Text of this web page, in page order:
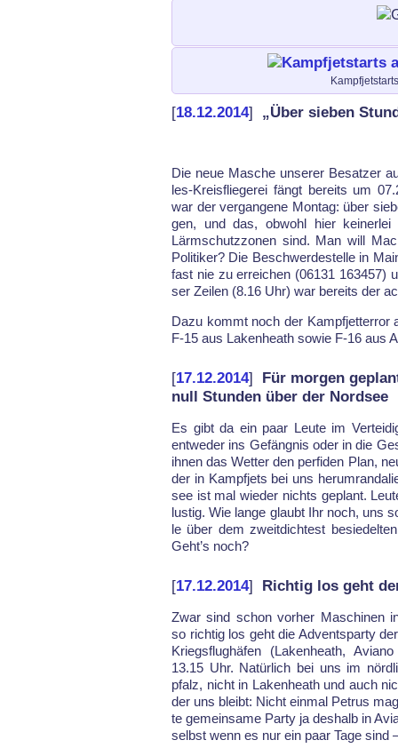
[18.12.2014] „Über sieben
Die neue Ma­sche un­se­rer Be­sat­zer
les-Kreis­flie­ge­rei fängt be­reits um
war der ver­gan­ge­ne Mon­tag: über
gen, und das, ob­wohl hier kei­ner­lei
Lärm­schutz­zo­nen sind. Man will
Po­li­ti­ker? Die Be­schwer­de­stel­le in
fast nie zu er­rei­chen (06131 163457)
ser Zei­len (8.16 Uhr) war be­reits der
Da­zu kommt noch der
F-15 aus La­ken­heath so­wie F-16 aus
[17.12.2014] Für morgen
null Stunden über der Nordsee
Es gibt da ein paar Leu­te im
ent­we­der ins Ge­fäng­nis oder in die
ih­nen das Wet­ter den per­fi­den Plan,
der in Kampf­jets bei uns
see ist mal wie­der nichts ge­plant.
lus­tig. Wie lan­ge glaubt Ihr noch, uns
le über dem zweit­dich­test
Geht’s noch?
[17.12.2014] Richtig los geht
Zwar sind schon vor­her Ma­schi­nen
so rich­tig los geht die Ad­vents­par­ty
Kriegs­flughä­fen (La­ken­heath,
13.15 Uhr. Natür­lich bei uns im
pfalz, nicht in La­ken­heath und auch
der uns bleibt: Nicht ein­mal Pe­trus
te ge­mein­sa­me Par­ty ja des­halb in
selbst wenn es nur ein paar Ta­ge sind